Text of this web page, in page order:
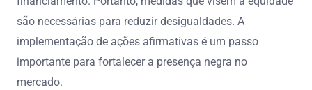
são necessárias para reduzir desigualdades. A
implementação de ações afirmativas é um passo
importante para fortalecer a presença negra no
mercado.